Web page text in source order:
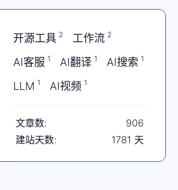
AMD GPU
开源工具 2 工作流 2
AI客服 1 AI翻译 1 AI搜索 1
LLM 1 AI视频 1
文章数:
906
建站天数:
1781 天